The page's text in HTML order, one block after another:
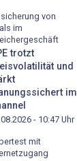
von
im
trotzt
und
im
- 10:47 Uhr
mit